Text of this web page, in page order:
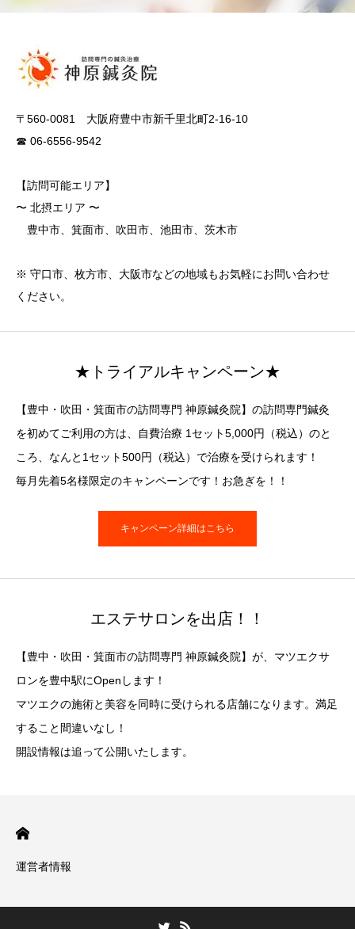
〒560-0081 大阪府豊中市新千里北町2-16-10
☎ 06-6556-9542
【訪問可能エリア】
〜 北摂エリア 〜
豊中市、箕面市、吹田市、池田市、茨木市
※ 守口市、枚方市、大阪市などの地域もお気軽にお問い合わせ
ください。
★トライアルキャンペーン★
【豊中・吹田・箕面市の訪問専門 神原鍼灸院】の訪問専門鍼灸
を初めてご利用の方は、自費治療 1セット5,000円（税込）のと
ころ、なんと1セット500円（税込）で治療を受けられます！
毎月先着5名様限定のキャンペーンです！お急ぎを！！
キャンペーン詳細はこちら
エステサロンを出店！！
【豊中・吹田・箕面市の訪問専門 神原鍼灸院】が、マツエクサ
ロンを豊中駅にOpenします！
マツエクの施術と美容を同時に受けられる店舗になります。満足
すること間違いなし！
開設情報は追って公開いたします。
運営者情報